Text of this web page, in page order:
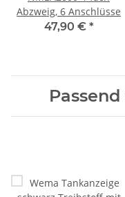
Abzweig, 6 Anschlüsse
47,90 € *